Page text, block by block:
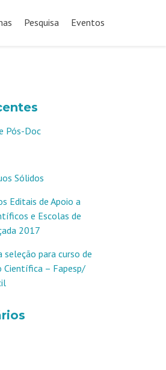
Pesquisa Eventos
Pós-Doc
Sólidos
Editais de Apoio a
e Escolas de
2017
seleção para curso de
Científica – Fapesp/